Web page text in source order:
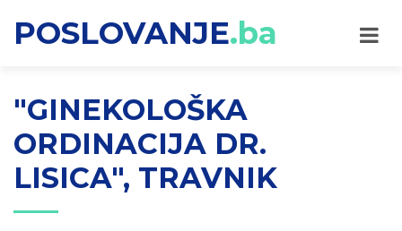
POSLOVANJE.ba
"GINEKOLOŠKA
ORDINACIJA DR.
LISICA", TRAVNIK